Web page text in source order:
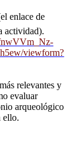
enlace de
actividad).
viewform?
relevantes y
evaluar
arqueológico
ello.